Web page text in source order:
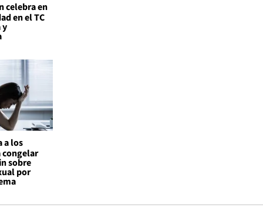
celebra en
en el TC
y
a los
congelar
sobre
por